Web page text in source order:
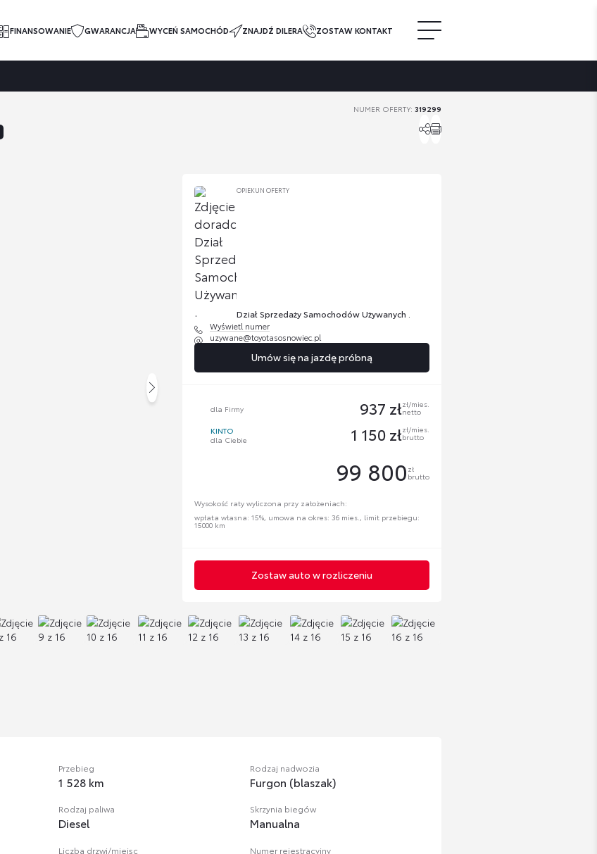
FINANSOWANIE GWARANCJA WYCEŃ SAMOCHÓD ZNAJDŹ DILERA ZOSTAW KONTAKT
NUMER OFERTY:319299
OPIEKUN OFERTY
Dział Sprzedaży Samochodów Używanych .
Wyświetl numer
uzywane@toyotasosnowiec.pl
Umów się na jazdę próbną
dla Firmy 937 złzł/mies.
netto
KINTO
dla Ciebie
1 150 złzł/mies.
brutto
99 800 zł
brutto
Wysokość raty wyliczona przy założeniach:
wpłata własna: 15%, umowa na okres: 36 mies., limit przebiegu:
15000 km
Zostaw auto w rozliczeniu
Przebieg
1 528 km
Rodzaj nadwozia
Furgon (blaszak)
Rodzaj paliwa
Diesel
Skrzynia biegów
Manualna
Liczba drzwi/miejsc Numer rejestracyjny